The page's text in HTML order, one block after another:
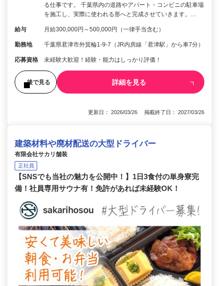
る仕事です。 千葉県内の道路やアパート・コンビニの駐車場
を施工し、実際に使われる形へと完成させていきます。…
給与 月給300,000円～500,000円（一律手当含む）
勤務地 千葉県君津市外箕輪1-9-7（JR内房線「君津駅」から車7分）
応募資格 未経験大歓迎！経験・能力はしっかり評価！
後で見る 詳細を見る
更新日： 2026/03/26 掲載終了日： 2027/03/26
建築材料や廃材配送の大型ドライバー
有限会社サカリ舗装
正社員
【SNSでも当社の魅力を公開中！】1日3食付の単身寮完
備！社員専用サウナ有！免許があれば未経験OK！